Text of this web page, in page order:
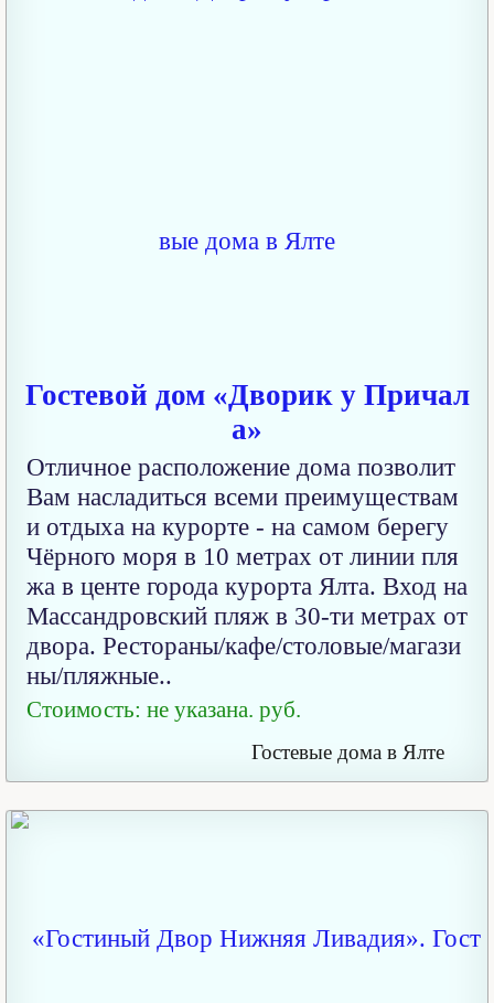
Гостевой дом «Дворик у Причал
а»
Отличное расположение дома позволит
Вам насладиться всеми преимуществам
и отдыха на курорте - на самом берегу
Чёрного моря в 10 метрах от линии пля
жа в центе города курорта Ялта. Вход на
Массандровский пляж в 30-ти метрах от
двора. Рестораны/кафе/столовые/магази
ны/пляжные..
Стоимость: не указана. руб.
Гостевые дома в Ялте